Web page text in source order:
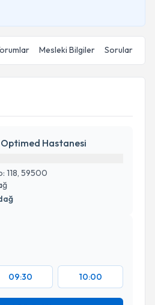
Mesleki Bilgiler Sorular
Hastanesi
118, 59500
09:30 10:00